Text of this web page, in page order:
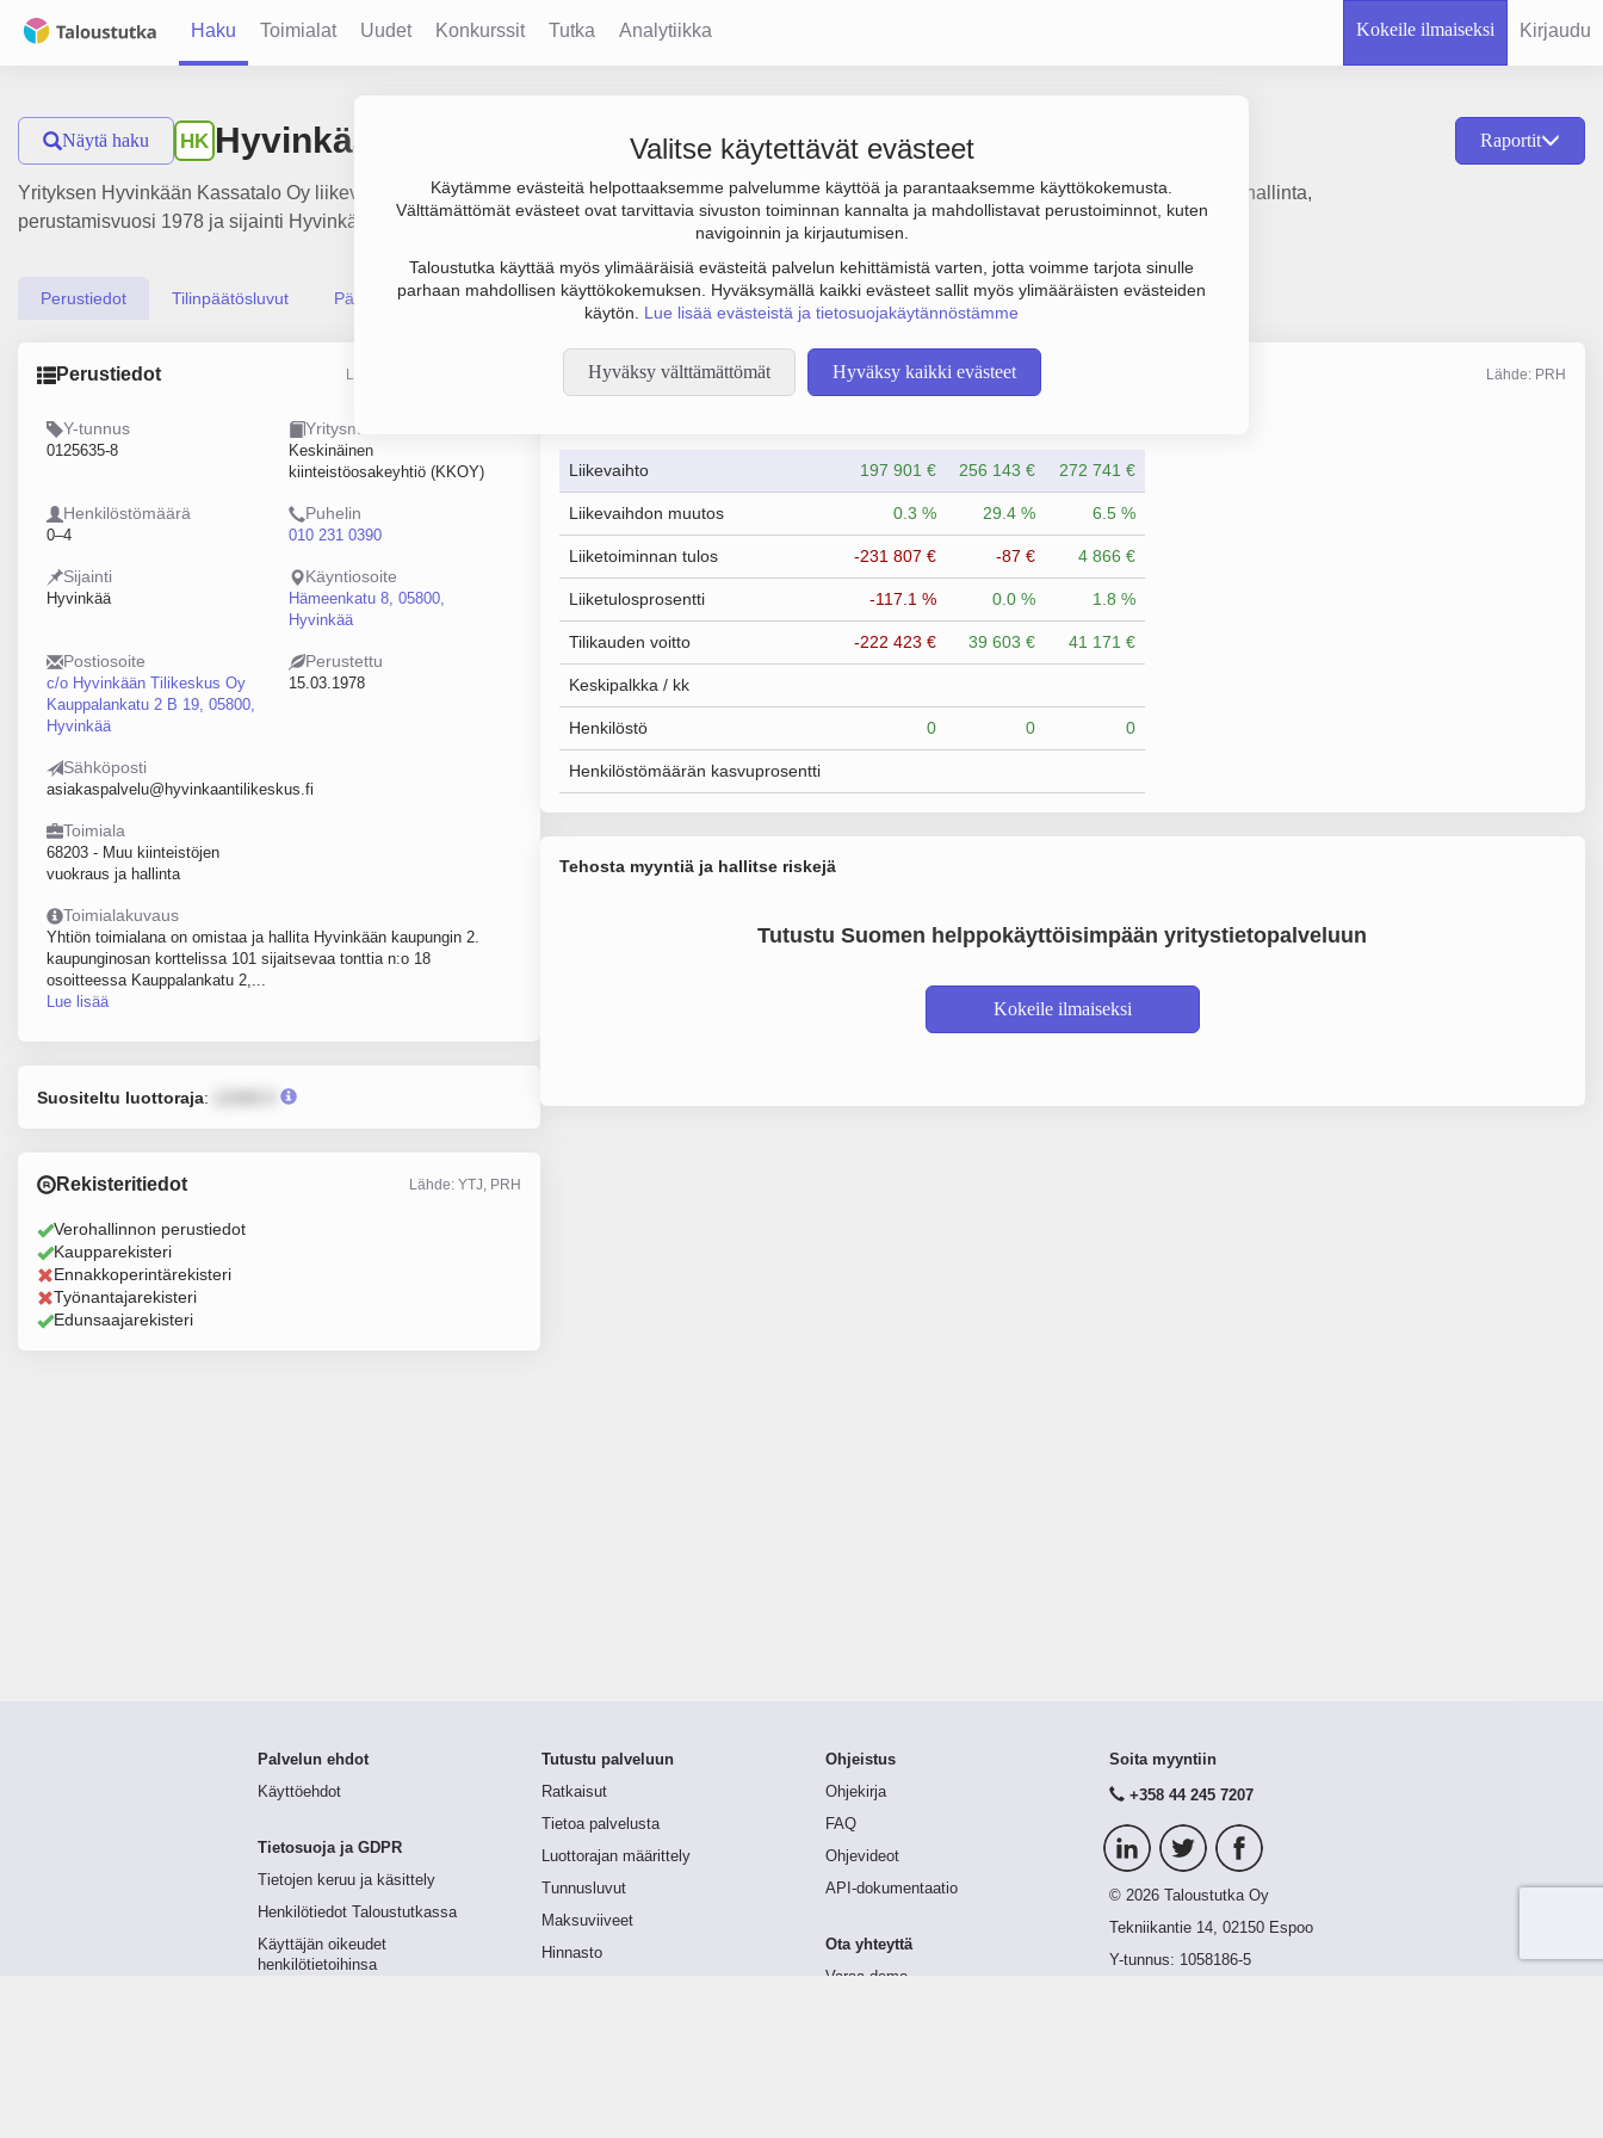
Haku Toimialat Uudet Konkurssit Tutka Analytiikka Kokeile ilmaiseksi Kirjaudu
Valitse käytettävät evästeet
Käytämme evästeitä helpottaaksemme palvelumme käyttöä ja parantaaksemme käyttökokemusta.
Välttämättömät evästeet ovat tarvittavia sivuston toiminnan kannalta ja mahdollistavat perustoiminnot, kuten
navigoinnin ja kirjautumisen.
Taloustutka käyttää myös ylimääräisiä evästeitä palvelun kehittämistä varten, jotta voimme tarjota sinulle
parhaan mahdollisen käyttökokemuksen. Hyväksymällä kaikki evästeet sallit myös ylimääräisten evästeiden
käytön. Lue lisää evästeistä ja tietosuojakäytännöstämme
Hyväksy välttämättömät Hyväksy kaikki evästeet
Näytä haku HK Hyvinkään Kassatalo Oy Raportit
Yrityksen Hyvinkään Kassatalo Oy liikevaihto on 273 000 €, tulos 5 000 € ja henkilöstömäärä 0. Sen päätoimiala on Muu kiinteistöjen vuokraus ja hallinta,
perustamisvuosi 1978 ja sijainti Hyvinkää. Yrityksen yhtiömuoto Keskinäinen kiinteistöosakeyhtiö (KKOY).
Perustiedot Tilinpäätösluvut Päättäjätiedot
Perustiedot Lähde: YTJ, PRH, Traficom
Y-tunnus
0125635-8
Yritysmuoto
Keskinäinen
kiinteistöosakeyhtiö (KKOY)
Henkilöstömäärä
0–4
Puhelin
010 231 0390
Sijainti
Hyvinkää
Käyntiosoite
Hämeenkatu 8, 05800,
Hyvinkää
Postiosoite
c/o Hyvinkään Tilikeskus Oy
Kauppalankatu 2 B 19, 05800,
Hyvinkää
Perustettu
15.03.1978
Sähköposti
asiakaspalvelu@hyvinkaantilikeskus.fi
Toimiala
68203 - Muu kiinteistöjen
vuokraus ja hallinta
Toimialakuvaus
Yhtiön toimialana on omistaa ja hallita Hyvinkään kaupungin 2.
kaupunginosan korttelissa 101 sijaitsevaa tonttia n:o 18
osoitteessa Kauppalankatu 2,...
Lue lisää
Suositeltu luottoraja:
Rekisteritiedot Lähde: YTJ, PRH
Verohallinnon perustiedot
Kaupparekisteri
Ennakkoperintärekisteri
Työnantajarekisteri
Edunsaajarekisteri
Taloustiedot Lähde: PRH
Liikevaihto 197 901 € 256 143 € 272 741 €
Liikevaihdon muutos 0.3 % 29.4 % 6.5 %
Liiketoiminnan tulos -231 807 € -87 € 4 866 €
Liiketulosprosentti -117.1 % 0.0 % 1.8 %
Tilikauden voitto -222 423 € 39 603 € 41 171 €
Keskipalkka / kk
Henkilöstö 0 0 0
Henkilöstömäärän kasvuprosentti
Tehosta myyntiä ja hallitse riskejä
Tutustu Suomen helppokäyttöisimpään yritystietopalveluun
Kokeile ilmaiseksi
Palvelun ehdot
Käyttöehdot
Tietosuoja ja GDPR
Tietojen keruu ja käsittely
Henkilötiedot Taloustutkassa
Käyttäjän oikeudet
henkilötietoihinsa
Tutustu palveluun
Ratkaisut
Tietoa palvelusta
Luottorajan määrittely
Tunnusluvut
Maksuviiveet
Hinnasto
Ohjeistus
Ohjekirja
FAQ
Ohjevideot
API-dokumentaatio
Ota yhteyttä
Varaa demo
Soita myyntiin
+358 44 245 7207
© 2026 Taloustutka Oy
Tekniikantie 14, 02150 Espoo
Y-tunnus: 1058186-5